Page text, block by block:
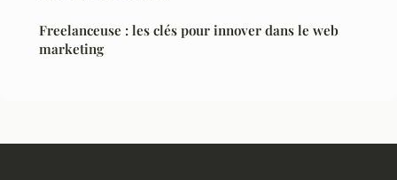
Freelanceuse : les clés pour innover dans le web
marketing